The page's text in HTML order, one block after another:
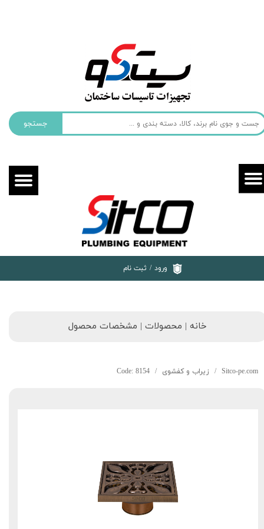
جستجو
ورود / ثبت نام
خروج از حساب کاربری
خانه | محصولات | مشخصات محصول
Sitco-pe.com زیراب و کفشوی Code: 8154